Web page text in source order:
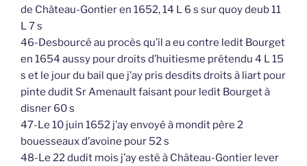
de Château-Gontier en 1652, 14 L 6 s sur quoy deub 11
L 7 s
46-Desbourcé au procès qu’il a eu contre ledit Bourget
en 1654 aussy pour droits d’huitiesme prétendu 4 L 15
s et le jour du bail que j’ay pris desdits droits à liart pour
pinte dudit Sr Amenault faisant pour ledit Bourget à
disner 60 s
47-Le 10 juin 1652 j’ay envoyé à mondit père 2
bouesseaux d’avoine pour 52 s
48-Le 22 dudit mois j’ay esté à Château-Gontier lever